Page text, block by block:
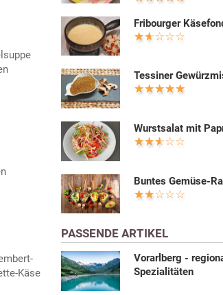
Käse
Fribourger
Tessiner
Wurstsalat mit
Buntes Gemüse-
PASSENDE ARTIKEL
Vorarlberg -
Spezialitäten